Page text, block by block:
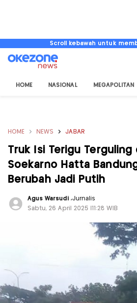
Scroll kebawah untuk
HOME NASIONAL MEGAPOLITAN
HOME NEWS JABAR
Truk Isi Terigu Terguling
Soekarno Hatta
Berubah Jadi Putih
Agus Warsudi ,Jurnalis
Sabtu, 26 April 2025 |11:28 WIB